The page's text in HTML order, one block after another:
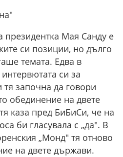
президентка Мая Санду е
си позиции, но дълго
темата. Едва в
си за
започна да говори
обединение на двете
каза пред БиБиСи, че на
би гласувала с „да". В
„Монд" тя отново
на двете държави.